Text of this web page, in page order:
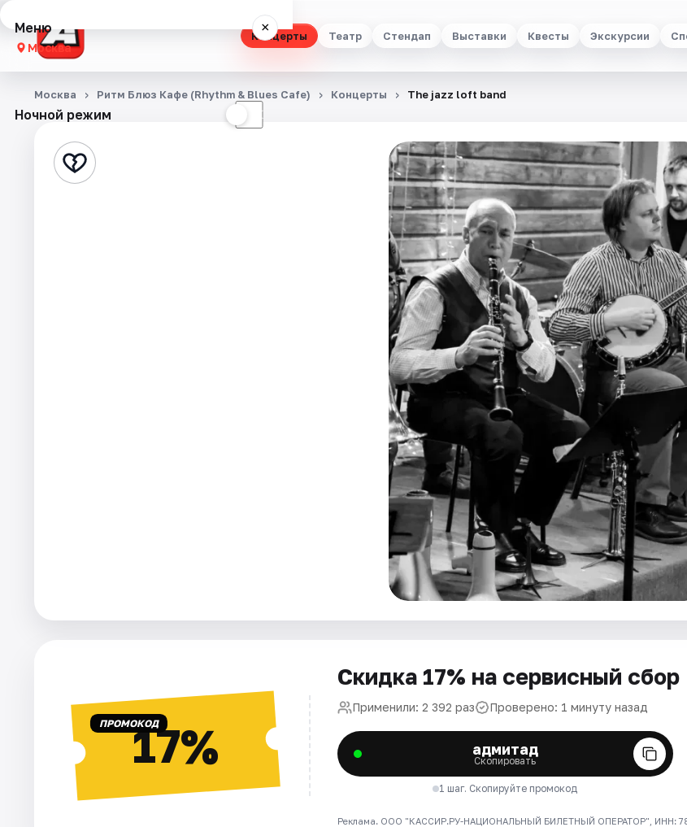
Концерты Театр Стендап Выставки Квесты Экскурсии
Меню ×
Москва
Концерты
Стендап
Ночной режим ☾
Москва Ритм Блюз Кафе (Rhythm & Blues Cafe) Концерты The jazz loft band
ПРОМОКОД17%
Скидка 17% на сервисный сбор
Применили: 2 392 раз Проверено: 1 минуту назад
адмитад
Скопировать
1 шаг. Скопируйте промокод
Реклама. ООО "КАССИР.РУ-НАЦИОНАЛЬНЫЙ БИЛЕТНЫЙ ОПЕРАТОР", ИНН: